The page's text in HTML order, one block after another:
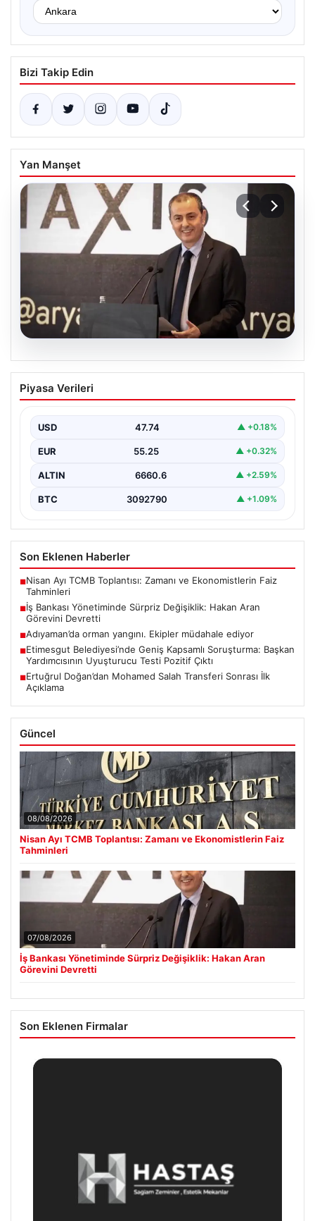
Bizi Takip Edin
Yan Manşet
İş Bankası Yönetiminde Sürpriz
Değişiklik: Hakan Aran Görevini
Türkiye’nin köklü bankalarından İş Bankası’nda yönetim
Bankanın uzun…
Piyasa Verileri
USD 47.74 ▲ +0.18%
EUR 55.25 ▲ +0.32%
ALTIN 6660.6 ▲ +2.59%
BTC 3092790 ▲ +1.09%
Son Eklenen Haberler
■Nisan Ayı TCMB Toplantısı: Zamanı ve Ekonomistlerin Faiz
Tahminleri
■İş Bankası Yönetiminde Sürpriz Değişiklik: Hakan Aran
Görevini Devretti
■Adıyaman’da orman yangını. Ekipler müdahale ediyor
■Etimesgut Belediyesi’nde Geniş Kapsamlı Soruşturma: Başkan
Yardımcısının Uyuşturucu Testi Pozitif Çıktı
■Ertuğrul Doğan’dan Mohamed Salah Transferi Sonrası İlk
Açıklama
Güncel
08/08/2026
Nisan Ayı TCMB Toplantısı: Zamanı ve Ekonomistlerin Faiz
Tahminleri
07/08/2026
İş Bankası Yönetiminde Sürpriz Değişiklik: Hakan Aran
Görevini Devretti
Son Eklenen Firmalar